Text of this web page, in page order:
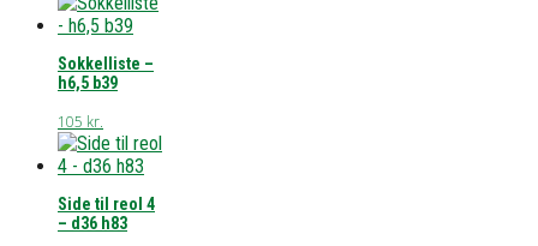
Sokkelliste –
h6,5 b39
105 kr.
Side til reol 4
– d36 h83